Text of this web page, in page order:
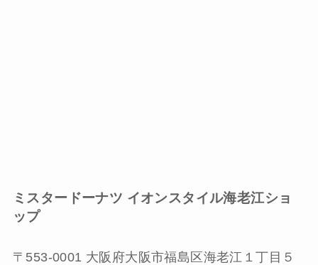
ミスタードーナツ イオンスタイル海老江ショ
ップ
〒553-0001 大阪府大阪市福島区海老江１丁目５